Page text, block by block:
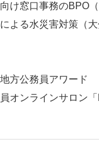
け窓口事務のBPO（
よる水災害対策（大
地方公務員アワード
オンラインサロン「